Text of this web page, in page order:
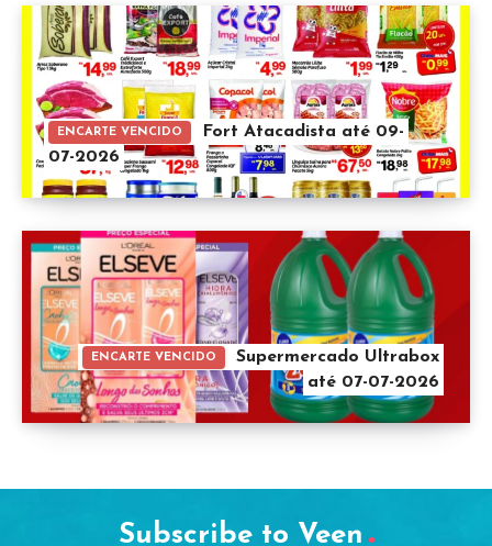
ENCARTE VENCIDO
Fort Atacadista até 09-
07-2026
ENCARTE VENCIDO
Supermercado Ultrabox
até 07-07-2026
Subscribe to Veen